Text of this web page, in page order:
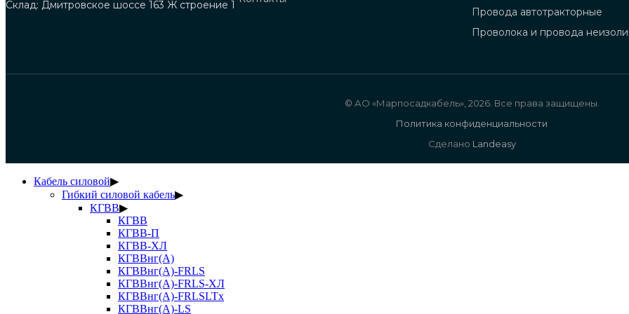
Склад: Дмитровское шоссе 163 Ж строение 1
Провода автотракторные
Проволока и провода
© АО «Марпосадкабель», 2026. Все права защищены.
Политика конфиденциальности
Сделано Landeasy
Кабель силовой▶
Гибкий силовой кабель▶
КГВВ▶
КГВВ
КГВВ-П
КГВВ-ХЛ
КГВВнг(А)
КГВВнг(А)-FRLS
КГВВнг(А)-FRLS-ХЛ
КГВВнг(А)-FRLSLTx
КГВВнг(А)-LS